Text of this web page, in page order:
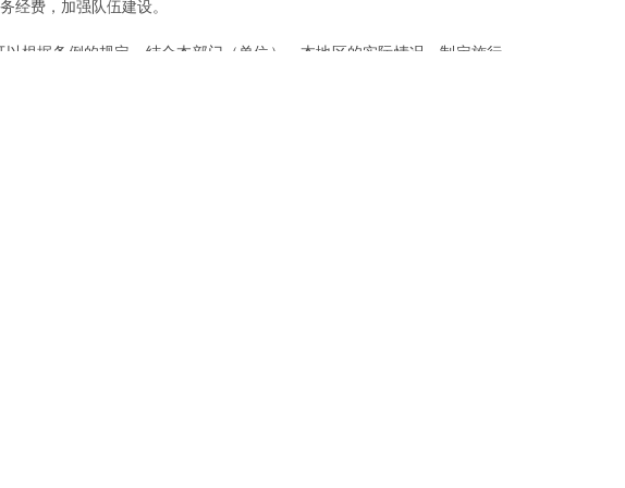
经费，加强队伍建设。
据条例的规定，结合本部门（单位）、本地区的实际情况，制定施行